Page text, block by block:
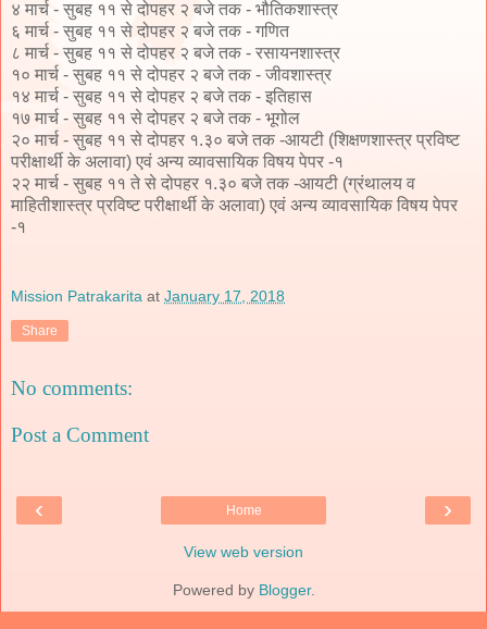
४ मार्च - सुबह ११ से दोपहर २ बजे तक - भौतिकशास्त्र
६ मार्च - सुबह ११ से दोपहर २ बजे तक - गणित
८ मार्च - सुबह ११ से दोपहर २ बजे तक - रसायनशास्त्र
१० मार्च - सुबह ११ से दोपहर २ बजे तक - जीवशास्त्र
१४ मार्च - सुबह ११ से दोपहर २ बजे तक - इतिहास
१७ मार्च - सुबह ११ से दोपहर २ बजे तक - भूगोल
२० मार्च - सुबह ११ से दोपहर १.३० बजे तक -आयटी (शिक्षणशास्त्र प्रविष्ट
परीक्षार्थी के अलावा) एवं अन्य व्यावसायिक विषय पेपर -१
२२ मार्च - सुबह ११ ते से दोपहर १.३० बजे तक -आयटी (ग्रंथालय व
माहितीशास्त्र प्रविष्ट परीक्षार्थी के अलावा) एवं अन्य व्यावसायिक विषय पेपर
-१
Mission Patrakarita at January 17, 2018
Share
No comments:
Post a Comment
‹ ›
Home
View web version
Powered by Blogger.